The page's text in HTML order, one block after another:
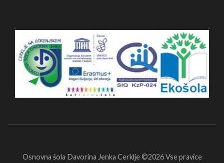
Osnovna šola Davorina Jenka Cerklje ©2026Vse pravice